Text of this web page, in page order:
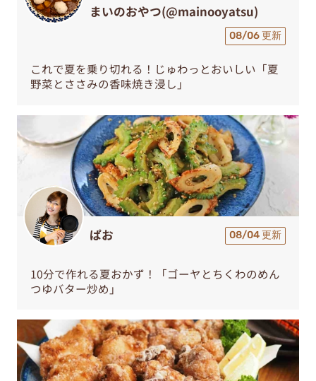
まいのおやつ(@mainooyatsu)
08/06 更新
これで夏を乗り切れる！じゅわっとおいしい「夏
野菜とささみの香味焼き浸し」
ぱお 08/04 更新
10分で作れる夏おかず！「ゴーヤとちくわのめん
つゆバター炒め」